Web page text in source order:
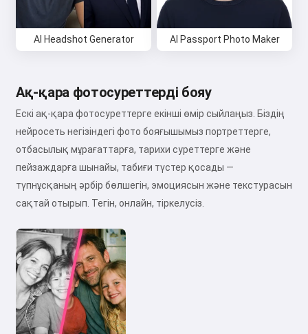
AI Headshot Generator AI Passport Photo Maker
Ақ-қара фотосуреттерді бояу
Ескі ақ-қара фотосуреттерге екінші өмір сыйлаңыз. Біздің
нейросеть негізіндегі фото бояғышымыз портреттерге,
отбасылық мұрағаттарға, тарихи суреттерге және
пейзаждарға шынайы, табиғи түстер қосады —
түпнұсқаның әрбір бөлшегін, эмоциясын және текстурасын
сақтай отырып. Тегін, онлайн, тіркелусіз.